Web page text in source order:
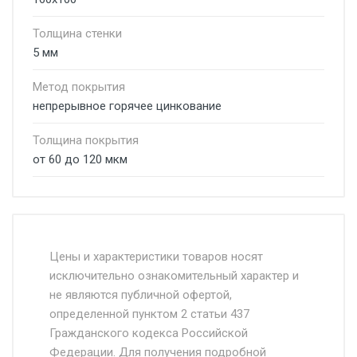
Толщина стенки
5 мм
Метод покрытия
непрерывное горячее цинкование
Толщина покрытия
от 60 до 120 мкм
Москве и Московской области.
Доставка осуществляется собственным и
наёмным транспортом, стоимость
доставки рассчитывается Ставка + км от
Цены и характеристики товаров носят
исключительно ознакомительный характер и
не являются публичной офертой,
определенной пунктом 2 статьи 437
Гражданского кодекса Российской
Федерации. Для получения подробной